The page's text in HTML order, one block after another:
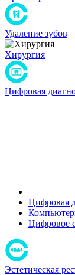
Удаление зубов
Хирургия
Цифровая
Цифровая
Цифровое
Эстетическая